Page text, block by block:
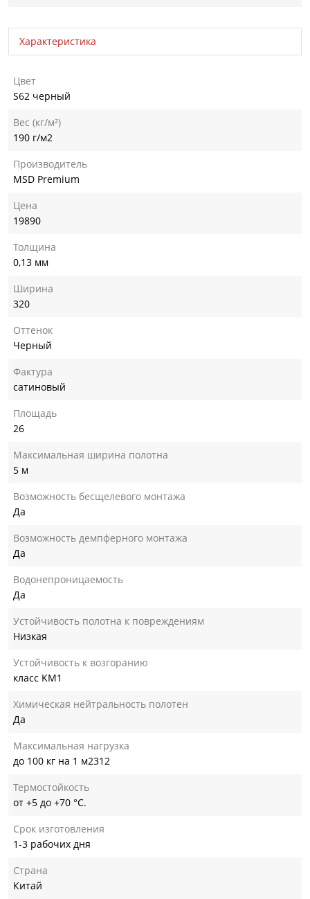
Характеристика
Цвет
S62 черный
Вес (кг/м²)
190 г/м2
Производитель
MSD Premium
Цена
19890
Толщина
0,13 мм
Ширина
320
Оттенок
Черный
Фактура
сатиновый
Площадь
26
Максимальная ширина полотна
5 м
Возможность бесщелевого монтажа
Да
Возможность демпферного монтажа
Да
Водонепроницаемость
Да
Устойчивость полотна к повреждениям
Низкая
Устойчивость к возгоранию
класс KM1
Химическая нейтральность полотен
Да
Максимальная нагрузка
до 100 кг на 1 м2312
Термостойкость
от +5 до +70 °С.
Срок изготовления
1-3 рабочих дня
Страна
Китай